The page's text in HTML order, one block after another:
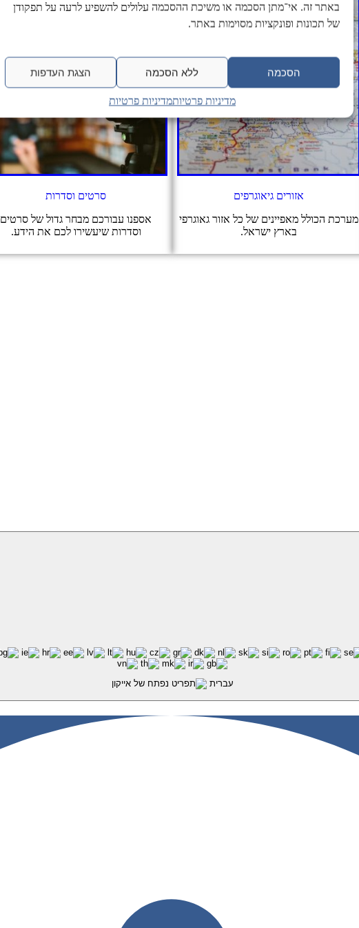
באתר זה. אי־מתן הסכמה או משיכת ההסכמה עלולים להשפיע לרעה על תפקודן
של תכונות ופונקציות מסוימות באתר.
הסכמה ללא הסכמה הצגת העדפות
מדיניות פרטיותמדיניות פרטיות
אזורים גיאוגרפים
מערכת הכולל מאפיינים של כל אזור גאוגרפי
בארץ ישראל.
סרטים וסדרות
אספנו עבורכם מבחר גדול של סרטים
וסדרות שיעשירו לכם את הידע.
עברית